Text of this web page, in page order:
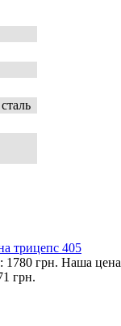
трицепс 405
1780 грн. Наша
грн.